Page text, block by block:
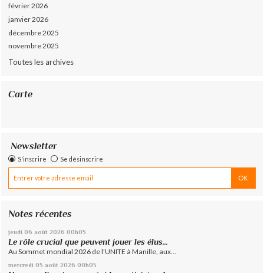
février 2026
janvier 2026
décembre 2025
novembre 2025
Toutes les archives
Carte
Newsletter
S'inscrire Se désinscrire
Notes récentes
jeudi 06 août 2026 00h05
Le rôle crucial que peuvent jouer les élus...
Au Sommet mondial 2026 de l’UNITE à Manille, aux...
mercredi 05 août 2026 00h05